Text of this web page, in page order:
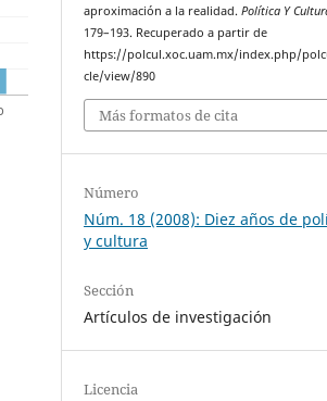
aproximación a la realidad.Política Y
179–193. Recuperado a partir de
https://polcul.xoc.uam.mx/index.php/
cle/view/890
Más formatos de cita
Número
Núm. 18 (2008): Diez años de
y cultura
Sección
Artículos de investigación
Licencia